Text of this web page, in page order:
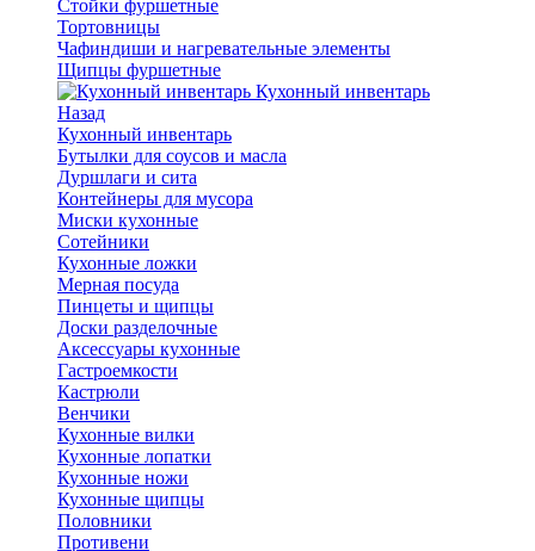
Стойки фуршетные
Тортовницы
Чафиндиши и нагревательные элементы
Щипцы фуршетные
Кухонный инвентарь
Назад
Кухонный инвентарь
Бутылки для соусов и масла
Дуршлаги и сита
Контейнеры для мусора
Миски кухонные
Сотейники
Кухонные ложки
Мерная посуда
Пинцеты и щипцы
Доски разделочные
Аксессуары кухонные
Гастроемкости
Кастрюли
Венчики
Кухонные вилки
Кухонные лопатки
Кухонные ножи
Кухонные щипцы
Половники
Противени